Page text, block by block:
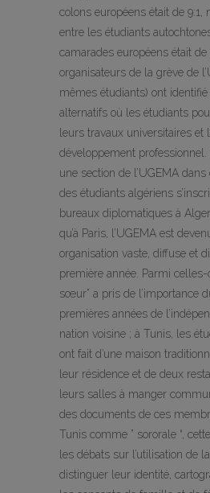
colons européens était de 9:1,
entre les étudiants
camarades européens était de
organisateurs de la grève de
mêmes étudiants) ont
alternatifs où les étudiants
leurs travaux universitaires et
développement
une section de l’UGEMA
des étudiants algériens
bureaux diplomatiques à
qu’à Paris, l’UGEMA est
organisation vaste, diffuse et
première année. Parmi celles-
sœur” a pris de l’importance
premières années de
nation voisine ; à Tunis, les
ont fait d’une maison
leur résidence et de deux
leurs salles à manger
des documents de ces
Tunis comme ” sororale “,
les débats sur l’utilisation de
distinguer leur identité,